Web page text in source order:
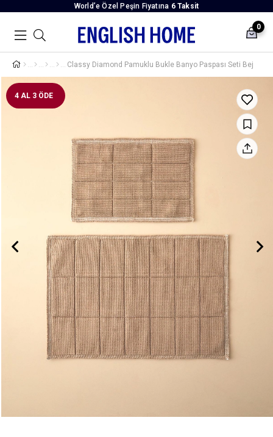
World’e Özel Peşin Fiyatına 6 Taksit
0
Classy Diamond Pamuklu Bukle Banyo Paspası Seti Bej
4 AL 3 ÖDE